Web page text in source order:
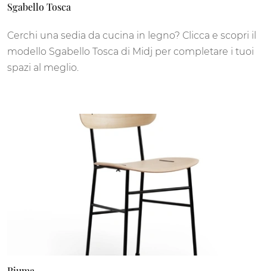
Sgabello Tosca
Cerchi una sedia da cucina in legno? Clicca e scopri il
modello Sgabello Tosca di Midj per completare i tuoi
spazi al meglio.